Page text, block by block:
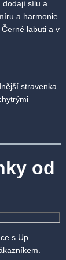
dodají sílu a
a harmonie.
labuti a v
stravenka
od
s Up